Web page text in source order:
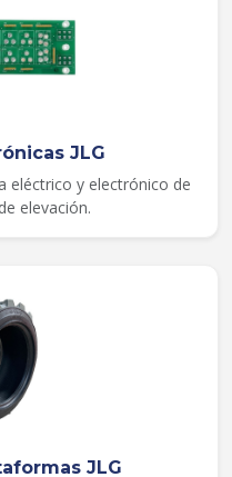
JLG
eléctrico y electrónico de
elevación.
JLG